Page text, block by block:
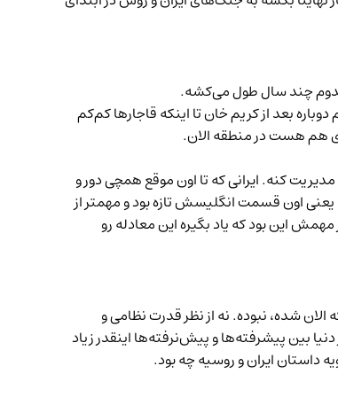
کدوم چند سال طول می‌کشه.
بعد از کریم خان تا اینکه قاجارها کم‌کم
هم هست در منطقه الان.
کنه. ایرانی که تا اون موقع همچی دور و
اون قسمت انگلیسش تازه بود و مهمتر از
این بود که یاد بگیره این معادله رو
شده، نبوده. نه از نظر قدرت نظامی و
بین پیشرفته‌ها و پیش‌نرفته‌ها اینقدر زیاد